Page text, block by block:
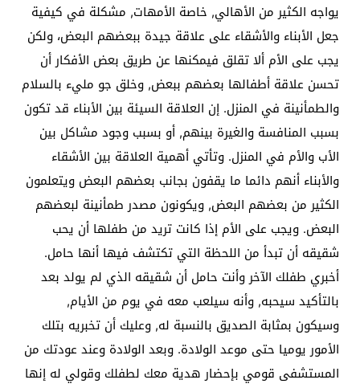
يواجه الكثير من الأهالي, خاصة الأمهات, مشكلة في كيفية
جعل الأبناء والأشقاء على علاقة جيدة ببعضهم البعض، ولكن
يجب على الأم ألا تقلق فيمكنها عن طريق بعض الأفكار أن
تحسن علاقة أطفالها بعضهم ببعض, وخلق جو مليء بالسلام
والطمأنينة في المنزل. إن العلاقة السيئة بين الأبناء قد تكون
بسبب المنافسة والغيرة بينهم, أو بسبب وجود مشاكل بين
الأب والأم في المنزل. وتأتي أهمية العلاقة بين الأشقاء
والأبناء أنهم دائما ما يقفون بجانب بعضهم البعض ويتعلمون
الكثير من بعضهم البعض, ويكونون مصدر طمأنينة لبعضهم
البعض. ويجب على الأم إذا كانت تريد من طفلها أن يحب
شقيقه أن تبدأ من اللحظة التي تكتشف فيها أنها حامل.
أخبري طفلك الآخر وأنت حامل أن شقيقه الذي لم يولد بعد
بالتأكيد سيحبه, وأنه سيلعب معه في يوم من الأيام,
وسيكون بمثابة الصديق بالنسبة له, وعليك أن تخبريه بتلك
الأمور يوميا حتى موعد الولادة. وبعد الولادة وعند عودتك من
المستشفى قومي بإحضار هدية معك لطفلك وقولي له إنها